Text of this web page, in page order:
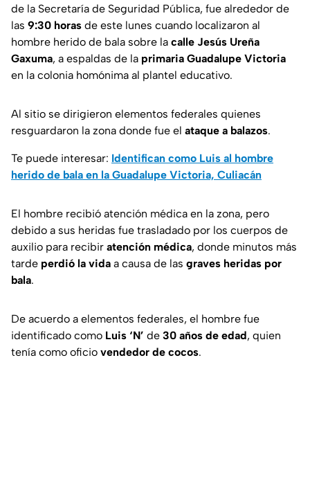
de la Secretaría de Seguridad Pública, fue alrededor de
las 9:30 horas de este lunes cuando localizaron al
hombre herido de bala sobre la calle Jesús Ureña
Gaxuma, a espaldas de la primaria Guadalupe Victoria
en la colonia homónima al plantel educativo.
Al sitio se dirigieron elementos federales quienes
resguardaron la zona donde fue el ataque a balazos.
Te puede interesar: Identifican como Luis al hombre
herido de bala en la Guadalupe Victoria, Culiacán
El hombre recibió atención médica en la zona, pero
debido a sus heridas fue trasladado por los cuerpos de
auxilio para recibir atención médica, donde minutos más
tarde perdió la vida a causa de las graves heridas por
bala.
De acuerdo a elementos federales, el hombre fue
identificado como Luis ‘N’ de 30 años de edad, quien
tenía como oficio vendedor de cocos.